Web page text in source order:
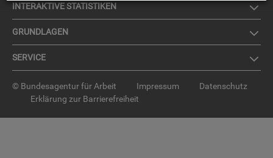
IN­TER­AK­TI­VE STA­TIS­TI­KEN
GRUND­LA­GEN
SER­VICE
© Bundesagentur für Arbeit Impressum
Datenschutz
Erklärung zur Barrierefreiheit